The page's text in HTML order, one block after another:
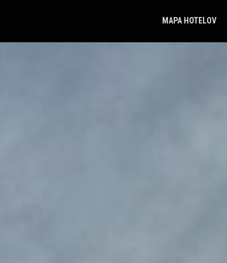
MAPA HOTELOV